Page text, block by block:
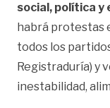
social, política y
habrá protestas
todos los
Registraduría) y
inestabilidad,